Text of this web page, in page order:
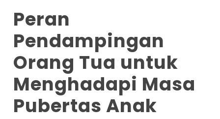
Peran
Pendampingan
Orang Tua untuk
Menghadapi Masa
Pubertas Anak